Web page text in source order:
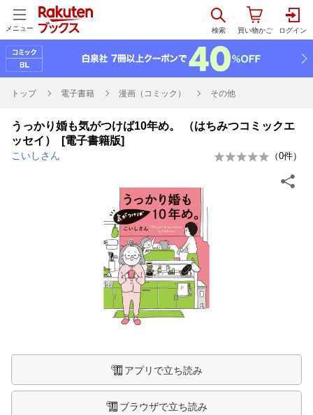
メニュー
トップ 電子書籍 漫画（コミック） その他
うっかり婚も気がつけば10年め。 （はちみつコミックエ
ッセイ） [電子書籍版]
こいしさん （0件）
アプリで立ち読み
ブラウザで立ち読み